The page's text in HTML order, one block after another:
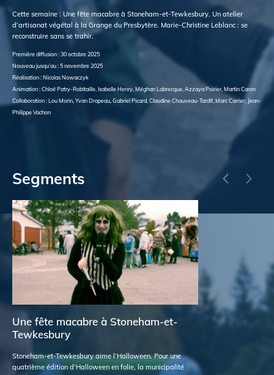
Cette semaine : Une fête macabre à Stoneham-et-Tewkesbury. Un atelier
d’artisanat végétal à la Grange du Presbytère. Marie-Christine Leblanc : se
reconstruire sans se trahir.
Première diffusion : 30 octobre 2025
Nouveau jusqu’au : 5 novembre 2025
Réalisation : Nicolas Nowaczyk
Animation : Chloé Patry-Robitaille, Isabelle Henry, Méghan Labrecque, Azzaya Poirier, Martin Caron
Collaboration : Lou Morin, Yvan Drapeau, Gabriel Picard, Claudine Chauveau-Tardif, Marc Carrier, Jean-
Philippe Vachon
Segments
Une fête macabre à Stoneham-et-
Tewkesbury
Stoneham-et-Tewkesbury aime l’Halloween. Pour une
quatrième édition d’Halloween en folie, la municipalité